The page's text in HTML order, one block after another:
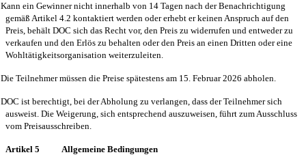
Kann ein Gewinner nicht innerhalb von 14 Tagen nach der Benachrichtigung
gemäß Artikel 4.2 kontaktiert werden oder erhebt er keinen Anspruch auf den
Preis, behält DOC sich das Recht vor, den Preis zu widerrufen und entweder zu
verkaufen und den Erlös zu behalten oder den Preis an einen Dritten oder eine
Wohltätigkeitsorganisation weiterzuleiten.
Die Teilnehmer müssen die Preise spätestens am 15. Februar 2026 abholen.
DOC ist berechtigt, bei der Abholung zu verlangen, dass der Teilnehmer sich
ausweist. Die Weigerung, sich entsprechend auszuweisen, führt zum Ausschluss
vom Preisausschreiben.
Artikel 5 Allgemeine Bedingungen